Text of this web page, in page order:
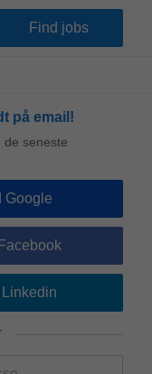
på email!
de seneste
Google
Linkedin